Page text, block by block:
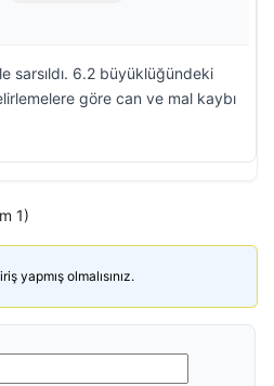
sarsıldı. 6.2 büyüklüğündeki
göre can ve mal kaybı
1)
yapmış olmalısınız.